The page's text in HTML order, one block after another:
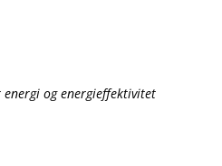
og energieffektivitet